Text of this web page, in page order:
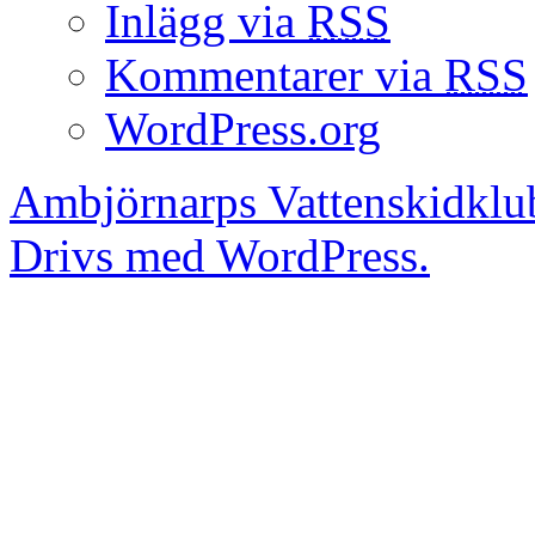
Inlägg via RSS
Kommentarer via RSS
WordPress.org
Ambjörnarps
Drivs med WordPress.